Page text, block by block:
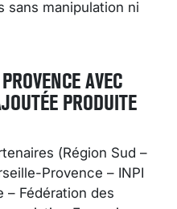
sans manipulation ni
AVEC
PRODUITE
(Région Sud –
Provence – INPI
– Fédération des